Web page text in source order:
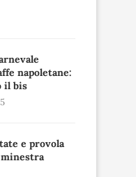
napoletane:
il bis
e provola